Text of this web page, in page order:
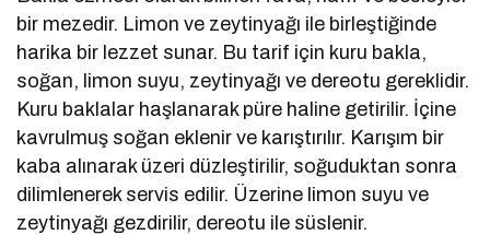
bir mezedir. Limon ve zeytinyağı ile birleştiğinde
harika bir lezzet sunar. Bu tarif için kuru bakla,
soğan, limon suyu, zeytinyağı ve dereotu gereklidir.
Kuru baklalar haşlanarak püre haline getirilir. İçine
kavrulmuş soğan eklenir ve karıştırılır. Karışım bir
kaba alınarak üzeri düzleştirilir, soğuduktan sonra
dilimlenerek servis edilir. Üzerine limon suyu ve
zeytinyağı gezdirilir, dereotu ile süslenir.